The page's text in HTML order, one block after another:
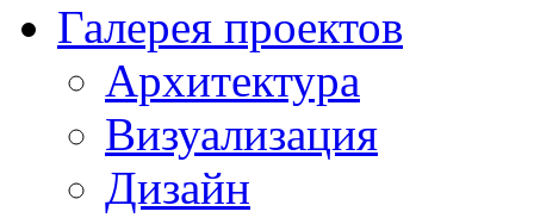
Галерея проектов
Архитектура
Визуализация
Дизайн